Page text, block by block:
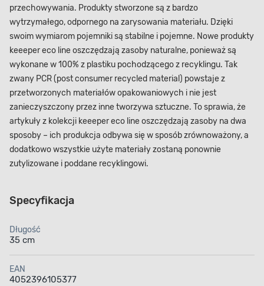
przechowywania. Produkty stworzone są z bardzo
wytrzymałego, odpornego na zarysowania materiału. Dzięki
swoim wymiarom pojemniki są stabilne i pojemne. Nowe produkty
keeeper eco line oszczędzają zasoby naturalne, ponieważ są
wykonane w 100% z plastiku pochodzącego z recyklingu. Tak
zwany PCR (post consumer recycled material) powstaje z
przetworzonych materiałów opakowaniowych i nie jest
zanieczyszczony przez inne tworzywa sztuczne. To sprawia, że
artykuły z kolekcji keeeper eco line oszczędzają zasoby na dwa
sposoby – ich produkcja odbywa się w sposób zrównoważony, a
dodatkowo wszystkie użyte materiały zostaną ponownie
zutylizowane i poddane recyklingowi.
Specyfikacja
Długość
35 cm
EAN
4052396105377